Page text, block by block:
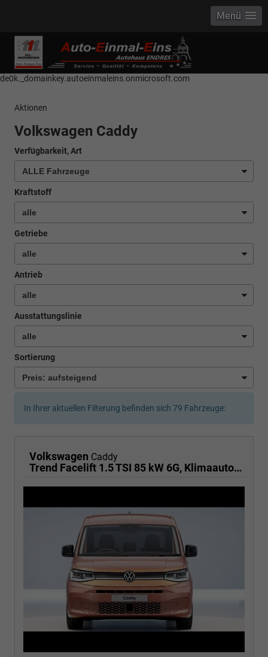
------------ Host Name : selector1._domainkey Points to address or value:
selector1-aee-de0k._domainkey.autoeinmaleins.onmicrosoft.com Host
Name : selector2._domainkey Points to address or value: selector2-aee-
de0k._domainkey.autoeinmaleins.onmicrosoft.com
Menü
Aktionen
Volkswagen Caddy
Verfügbarkeit, Art
Kraftstoff
Getriebe
Antrieb
Ausstattungslinie
Sortierung
In Ihrer aktuellen Filterung befinden sich 79 Fahrzeuge:
Volkswagen Caddy
Trend Facelift 1.5 TSI 85 kW 6G, Klimaautomatik, 5 Sitze, Zuziehhilfe Schiebetüren + Heckklappe, PDC v+h, ACC, Side Assist Blind Spot, Ausparkhilfe, Ausstiegswarner, Digital Cockpit PRO, Radioanlage Navigationsvorbereituing,, Mittearmlehne verstellbar